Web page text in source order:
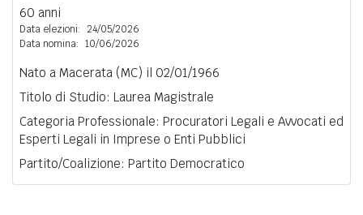
60 anni
Data elezioni: 24/05/2026
Data nomina: 10/06/2026
Nato a Macerata (MC) il 02/01/1966
Titolo di Studio: Laurea Magistrale
Categoria Professionale: Procuratori Legali e Avvocati ed
Esperti Legali in Imprese o Enti Pubblici
Partito/Coalizione: Partito Democratico